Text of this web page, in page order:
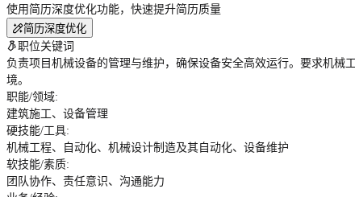
使用简历深度优化功能，快速提升简历质量
简历深度优化
职位关键词
负责项目机械设备的管理与维护，确保设备安全高效运行。要求机
境。
职能/领域:
建筑施工、设备管理
硬技能/工具:
机械工程、自动化、机械设计制造及其自动化、设备维护
软技能/素质:
团队协作、责任意识、沟通能力